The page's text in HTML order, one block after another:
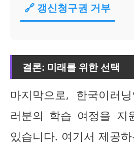
🔗 갱신청구권 거부
결론: 미래를 위한 선택
마지막으로, 한국이러
러분의 학습 여정을 지
있습니다. 여기서 제공